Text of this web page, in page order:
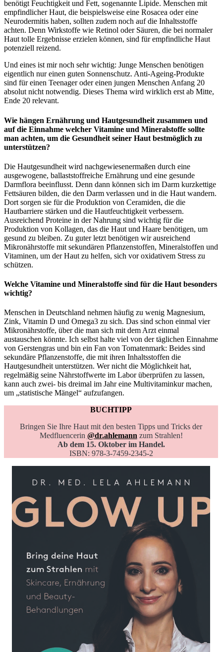
benötigt Feuchtigkeit und Fett, sogenannte Lipide. Menschen mit
empfindlicher Haut, die beispielsweise eine Rosacea oder eine
Neurodermitis haben, sollten zudem noch auf die Inhaltsstoffe
achten. Denn Wirkstoffe wie Retinol oder Säuren, die bei normaler
Haut tolle Ergebnisse erzielen können, sind für empfindliche Haut
potenziell reizend.
Und eines ist mir noch sehr wichtig: Junge Menschen benötigen
eigentlich nur einen guten Sonnenschutz. Anti-Ageing-Produkte
sind für einen Teenager oder einen jungen Menschen Anfang 20
absolut nicht notwendig. Dieses Thema wird wirklich erst ab Mitte,
Ende 20 relevant.
Wie hängen Ernährung und Hautgesundheit zusammen und
auf die Einnahme welcher Vitamine und Mineralstoffe sollte
man achten, um die Gesundheit seiner Haut bestmöglich zu
unterstützen?
Die Hautgesundheit wird nachgewiesenermaßen durch eine
ausgewogene, ballaststoffreiche Ernährung und eine gesunde
Darmflora beeinflusst. Denn dann können sich im Darm kurzkettige
Fettsäuren bilden, die den Darm verlassen und in die Haut wandern.
Dort sorgen sie für die Produktion von Ceramiden, die die
Hautbarriere stärken und die Hautfeuchtigkeit verbessern.
Ausreichend Proteine in der Nahrung sind wichtig für die
Produktion von Kollagen, das die Haut und Haare benötigen, um
gesund zu bleiben. Zu guter letzt benötigen wir ausreichend
Mikronährstoffe mit sekundären Pflanzenstoffen, Mineralstoffen und
Vitaminen, um der Haut zu helfen, sich vor oxidativem Stress zu
schützen.
Welche Vitamine und Mineralstoffe sind für die Haut besonders
wichtig?
Menschen in Deutschland nehmen häufig zu wenig Magnesium,
Zink, Vitamin D und Omega3 zu sich. Das sind schon einmal vier
Mikronährstoffe, über die man sich mit dem Arzt einmal
austauschen könnte. Ich selbst halte viel von der täglichen Einnahme
von Gerstengras und bin ein Fan von Tomatenmark: Beides sind
sekundäre Pflanzenstoffe, die mit ihren Inhaltsstoffen die
Hautgesundheit unterstützen. Wer nicht die Möglichkeit hat,
regelmäßig seine Nährstoffwerte im Labor überprüfen zu lassen,
kann auch zwei- bis dreimal im Jahr eine Multivitaminkur machen,
um „statistische Mängel“ aufzufangen.
BUCHTIPP
Bringen Sie Ihre Haut mit den besten Tipps und Tricks der
Medfluencerin @dr.ahlemannzum Strahlen!
Ab dem 15. Oktober im Handel.
ISBN: 978-3-7459-2345-2